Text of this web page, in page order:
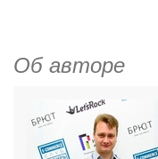
Об авторе